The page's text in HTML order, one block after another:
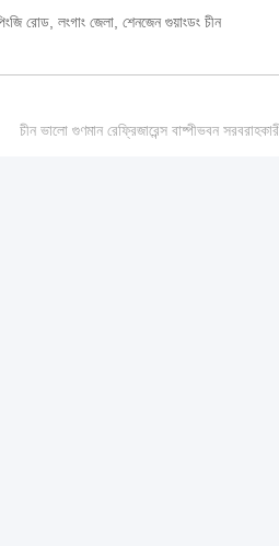
রোড, লংগাং জেলা, শেনজেন গুয়াংডং চীন
চীন ভালো গুণমান রেফ্রিজারেন্স বাষ্পীভবন